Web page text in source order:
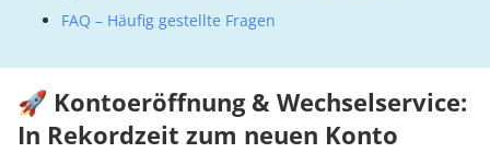
FAQ – Häufig gestellte Fragen
🚀 Kontoeröffnung & Wechselservice:
In Rekordzeit zum neuen Konto